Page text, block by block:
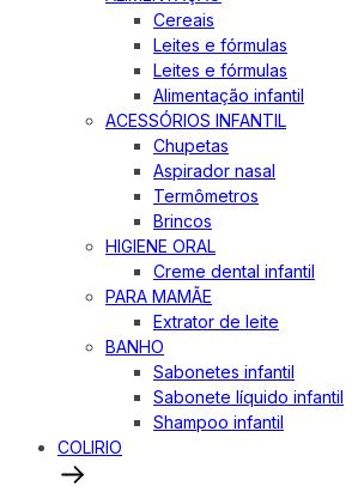
Cereais
Leites e fórmulas
Leites e fórmulas
Alimentação infantil
ACESSÓRIOS INFANTIL
Chupetas
Aspirador nasal
Termômetros
Brincos
HIGIENE ORAL
Creme dental infantil
PARA MAMÃE
Extrator de leite
BANHO
Sabonetes infantil
Sabonete líquido infantil
Shampoo infantil
COLIRIO